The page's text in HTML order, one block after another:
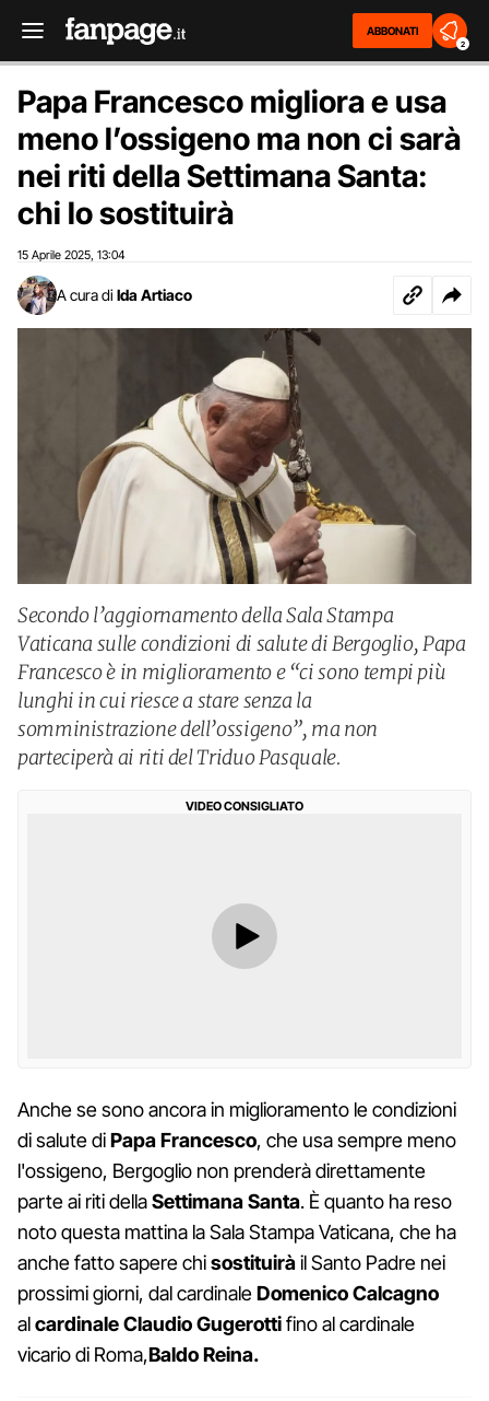
ABBONATI
2
Papa Francesco migliora e usa
meno l’ossigeno ma non ci sarà
nei riti della Settimana Santa:
chi lo sostituirà
15 Aprile 2025 13:04
A cura di Ida Artiaco
Secondo l’aggiornamento della Sala Stampa
Vaticana sulle condizioni di salute di Bergoglio, Papa
Francesco è in miglioramento e “ci sono tempi più
lunghi in cui riesce a stare senza la
somministrazione dell’ossigeno”, ma non
parteciperà ai riti del Triduo Pasquale.
VIDEO CONSIGLIATO
Anche se sono ancora in miglioramento le condizioni
di salute diPapaFrancesco, che usa sempre meno
l'ossigeno, Bergoglio non prenderà direttamente
parte ai riti dellaSettimanaSanta. È quanto ha reso
noto questa mattina la Sala Stampa Vaticana, che ha
anche fatto sapere chisostituiràil Santo Padre nei
prossimi giorni, dal cardinaleDomenicoCalcagno
alcardinale Claudio Gugerottifino al cardinale
vicario di Roma,Baldo Reina.